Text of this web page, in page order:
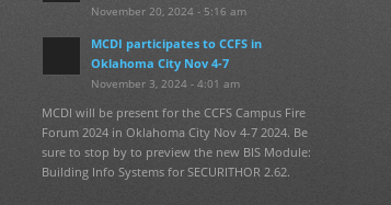
November 20, 2024 - 5:16 am
MCDI participates to CCFS in
Oklahoma City Nov 4-7
November 3, 2024 - 4:01 am
MCDI will be present for the CCFS Campus Fire
Forum 2024 in Oklahoma City Nov 4-7 2024. Be
sure to stop by to preview the new BIS Module:
Building Info Systems for SECURITHOR 2.62.